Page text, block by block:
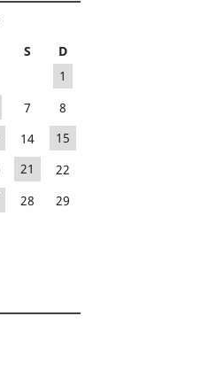
S
D
1
7
8
14
15
21
22
28
29